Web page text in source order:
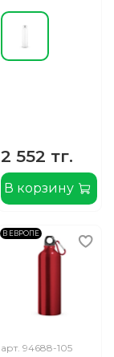
2 552 тг.
В корзину
В ЕВРОПЕ
арт.94688-105